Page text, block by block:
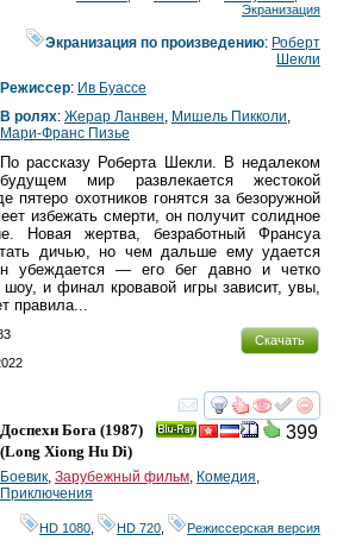
Экранизация
Экранизация по произведению: Роберт
Шекли
Режиссер: Ив Буассе
В ролях: Жерар Ланвен, Мишель Пикколи,
Мари-Франс Пизье
По рассказу Роберта Шекли. В недалеком
будущем мир развлекается жестокой
пятеро охотников гонятся за безоружной
избежать смерти, он получит солидное
Новая жертва, безработный Франсуа
дичью, но чем дальше ему удается
убеждается — его бег давно и четко
и финал кровавой игры зависит, увы,
правила...
Скачать
смотреть
399
Доспехи Бога (1987)
(Long Xiong Hu Di)
Боевик, Зарубежный фильм, Комедия,
Приключения
HD 1080 HD 720 Режиссерская версия